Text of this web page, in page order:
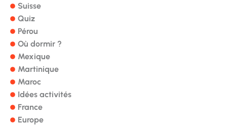
Suisse
Quiz
Pérou
Où dormir ?
Mexique
Martinique
Maroc
Idées activités
France
Europe